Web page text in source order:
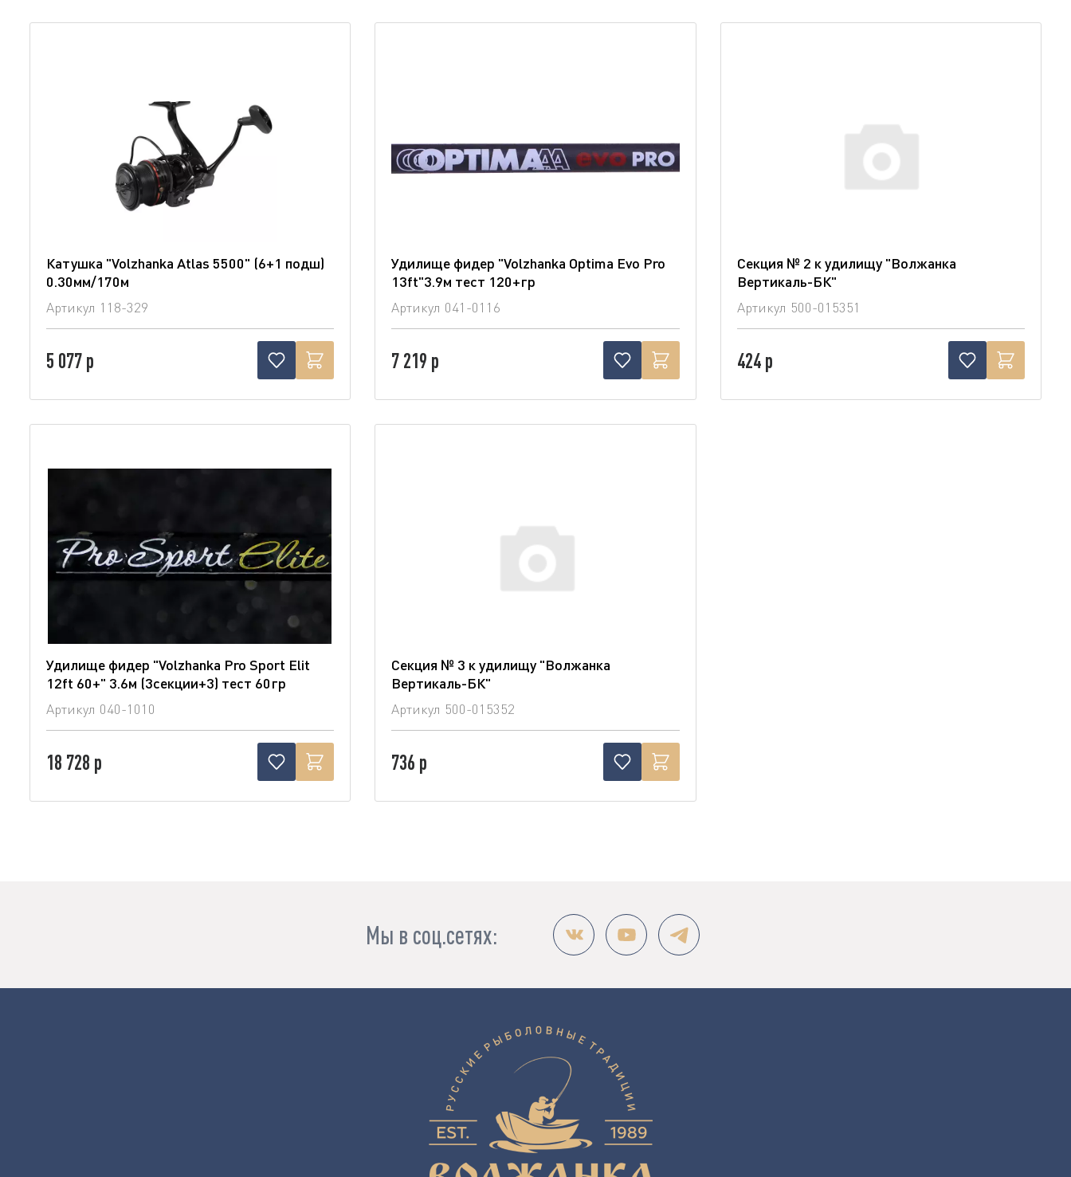
Катушка "Volzhanka Atlas 5500" (6+1 подш)
0.30мм/170м
Артикул 118-329
5 077 р
Удилище фидер "Volzhanka Optima Evo Pro
13ft"3.9м тест 120+гр
Артикул 041-0116
7 219 р
Секция № 2 к удилищу "Волжанка
Вертикаль-БК"
Артикул 500-015351
424 р
Удилище фидер "Volzhanka Pro Sport Elit
12ft 60+" 3.6м (3секции+3) тест 60гр
Артикул 040-1010
18 728 р
Секция № 3 к удилищу "Волжанка
Вертикаль-БК"
Артикул 500-015352
736 р
Мы в соц.сетях: